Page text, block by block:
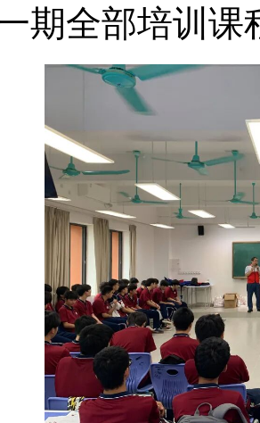
期全部培训课